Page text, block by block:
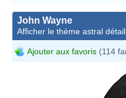
John Wayne
Afficher le thème astral
Ajouter aux favoris (114